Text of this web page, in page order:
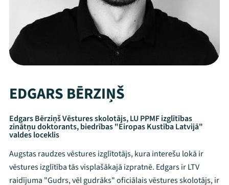
EDGARS BĒRZIŅŠ
Edgars Bērziņš Vēstures skolotājs, LU PPMF izglītības
zinātņu doktorants, biedrības "Eiropas Kustība Latvijā"
valdes loceklis
Augstas raudzes vēstures izglītotājs, kura interešu lokā ir
vēstures izglītība tās visplašākajā izpratnē. Edgars ir LTV
raidījuma "Gudrs, vēl gudrāks" oficiālais vēstures skolotājs, ir